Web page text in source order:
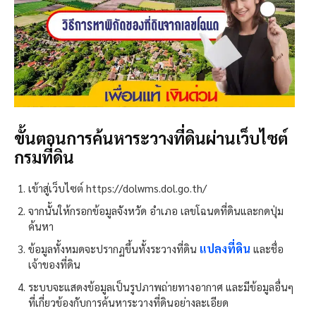
ขั้นตอนการค้นหาระวางที่ดินผ่านเว็บไซต์
กรมที่ดิน
เข้าสู่เว็บไซต์ https://dolwms.dol.go.th/
จากนั้นให้กรอกข้อมูลจังหวัด อำเภอ เลขโฉนดที่ดินและกดปุ่ม
ค้นหา
ข้อมูลทั้งหมดจะปรากฏขึ้นทั้งระวางที่ดิน แปลงที่ดิน และชื่อ
เจ้าของที่ดิน
ระบบจะแสดงข้อมูลเป็นรูปภาพถ่ายทางอากาศ และมีข้อมูลอื่นๆ
ที่เกี่ยวข้องกับการค้นหาระวางที่ดินอย่างละเอียด